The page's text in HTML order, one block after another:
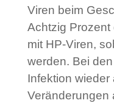
Viren beim
Achtzig Prozent
mit HP-Viren,
werden. Bei
Infektion wieder
Veränderungen